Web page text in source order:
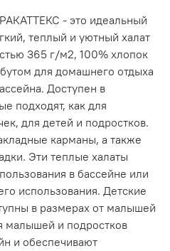
- это идеальный
теплый и уютный халат
365 г/м2, 100% хлопок
для домашнего отдыха
Доступен в
подходят, как для
для детей и подростков.
карманы, а также
Эти теплые халаты
в бассейне или
использования. Детские
в размерах от малышей
малышей и подростков
и обеспечивают